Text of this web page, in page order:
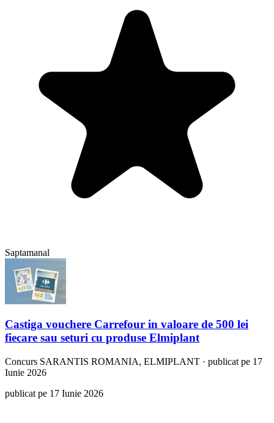
Saptamanal
Castiga vouchere Carrefour in valoare de 500 lei
fiecare sau seturi cu produse Elmiplant
Concurs SARANTIS ROMANIA, ELMIPLANT · publicat pe 17
Iunie 2026
publicat pe 17 Iunie 2026